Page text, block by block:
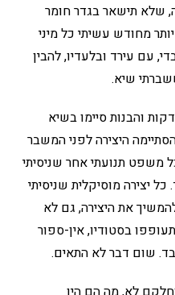
שלא תישאר בגדר חומר
מחודש עשיתי כל מיני
עם עירד ובלעדיו, להבין
שיא.
והבנות סיימו בשיא
היצירה לפני המשבר
משפט תנועתי אחר שניסיתי
יצירה מוסיקלית שניסיתי
את היצירה, גם לא
בסטודיו, אין-ספור
שום דבר לא התאים.